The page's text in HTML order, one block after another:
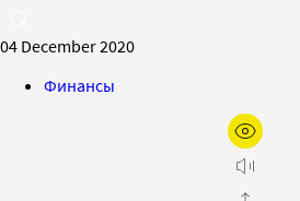
04 December 2020
Финансы